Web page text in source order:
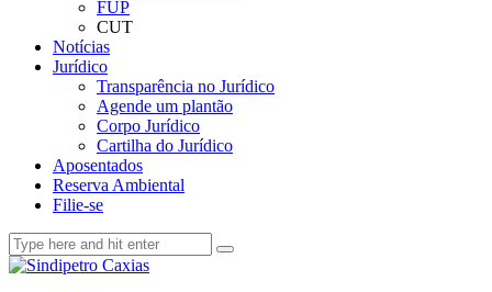
FUP
CUT
Notícias
Jurídico
Transparência no Jurídico
Agende um plantão
Corpo Jurídico
Cartilha do Jurídico
Aposentados
Reserva Ambiental
Filie-se